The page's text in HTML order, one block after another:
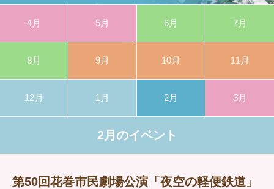
4月 5月 6月 7月
8月 9月 10月 11月
12月 1月 2月 3月
2月のイベント
第50回花巻市民劇場公演「夜空の軽便鉄道」